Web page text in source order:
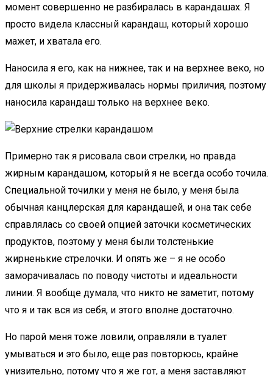
момент совершенно не разбиралась в карандашах. Я
просто видела классный карандаш, который хорошо
мажет, и хватала его.
Наносила я его, как на нижнее, так и на верхнее веко, но
для школы я придерживалась нормы приличия, поэтому
наносила карандаш только на верхнее веко.
Примерно так я рисовала свои стрелки, но правда
жирным карандашом, который я не всегда особо точила.
Специальной точилки у меня не было, у меня была
обычная канцлерская для карандашей, и она так себе
справлялась со своей опцией заточки косметических
продуктов, поэтому у меня были толстенькие
жирненькие стрелочки. И опять же – я не особо
заморачивалась по поводу чистоты и идеальности
линии. Я вообще думала, что никто не заметит, потому
что я и так вся из себя, и этого вполне достаточно.
Но парой меня тоже ловили, оправляли в туалет
умываться и это было, еще раз повторюсь, крайне
унизительно, потому что я же гот, а меня заставляют